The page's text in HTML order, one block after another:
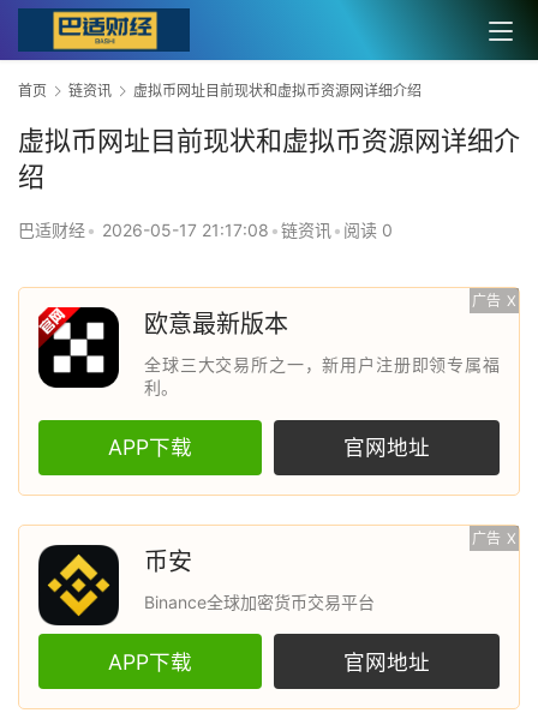
首页 链资讯 虚拟币网址目前现状和虚拟币资源网详细介绍
虚拟币网址目前现状和虚拟币资源网详细介
绍
巴适财经• 2026-05-17 21:17:08 •链资讯 • 阅读 0
广告 X
欧意最新版本
全球三大交易所之一，新用户注册即领专属福
利。
APP下载 官网地址
广告 X
币安
Binance全球加密货币交易平台
APP下载 官网地址